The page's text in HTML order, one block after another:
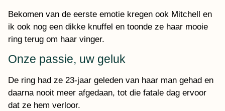
Bekomen van de eerste emotie kregen ook Mitchell en
ik ook nog een dikke knuffel en toonde ze haar mooie
ring terug om haar vinger.
Onze passie, uw geluk
De ring had ze 23-jaar geleden van haar man gehad en
daarna nooit meer afgedaan, tot die fatale dag ervoor
dat ze hem verloor.